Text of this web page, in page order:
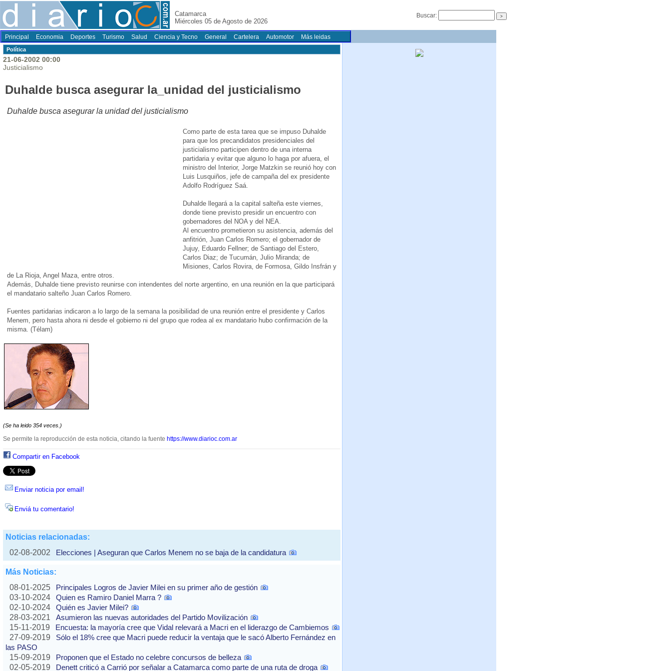
Catamarca
Miércoles 05 de Agosto de 2026
Buscar:
Principal Economia Deportes Turismo Salud Ciencia y Tecno General Cartelera Automotor Más leidas
Polí­tica
21-06-2002 00:00
Justicialismo
Duhalde busca asegurar la_unidad del justicialismo
Duhalde busca asegurar la unidad del justicialismo
Como parte de esta tarea que se impuso Duhalde
para que los precandidatos presidenciales del
justicialismo participen dentro de una interna
partidaria y evitar que alguno lo haga por afuera, el
ministro del Interior, Jorge Matzkin se reunió hoy con
Luis Lusquiños, jefe de campaña del ex presidente
Adolfo Rodríguez Saá.
Duhalde llegará a la capital salteña este viernes,
donde tiene previsto presidir un encuentro con
gobernadores del NOA y del NEA.
Al encuentro prometieron su asistencia, además del
anfitrión, Juan Carlos Romero; el gobernador de
Jujuy, Eduardo Fellner; de Santiago del Estero,
Carlos Diaz; de Tucumán, Julio Miranda; de
Misiones, Carlos Rovira, de Formosa, Gildo Insfrán y
de La Rioja, Angel Maza, entre otros.
Además, Duhalde tiene previsto reunirse con intendentes del norte argentino, en una reunión en la que participará
el mandatario salteño Juan Carlos Romero.
Fuentes partidarias indicaron a lo largo de la semana la posibilidad de una reunión entre el presidente y Carlos
Menem, pero hasta ahora ni desde el gobierno ni del grupo que rodea al ex mandatario hubo confirmación de la
misma. (Télam)
(Se ha leido 354 veces.)
Se permite la reproducción de esta noticia, citando la fuente https://www.diarioc.com.ar
Compartir en Facebook
Enviar noticia por email!
Enviá tu comentario!
Noticias relacionadas:
02-08-2002
Elecciones | Aseguran que Carlos Menem no se baja de la candidatura
Más Noticias:
08-01-2025
Principales Logros de Javier Milei en su primer año de gestión
03-10-2024
Quien es Ramiro Daniel Marra ?
02-10-2024
Quién es Javier Milei?
28-03-2021
Asumieron las nuevas autoridades del Partido Movilización
15-11-2019
Encuesta: la mayoría cree que Vidal relevará a Macri en el liderazgo de Cambiemos
27-09-2019
Sólo el 18% cree que Macri puede reducir la ventaja que le sacó Alberto Fernández en
las PASO
15-09-2019
Proponen que el Estado no celebre concursos de belleza
02-05-2019
Denett criticó a Carrió por señalar a Catamarca como parte de una ruta de droga